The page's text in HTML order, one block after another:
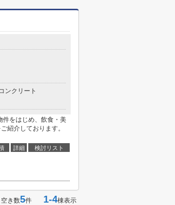
ンクリート
件をはじめ、飲食・美
紹介しております。
詳細 検討リスト
き数5件 1-4棟表示